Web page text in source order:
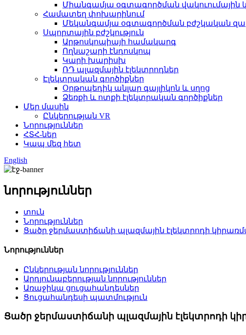
Միանգամյա օգտագործման վակուումային
Համատեղ փոխարինում
Մեկանգամյա օգտագործման բժշկական
Սպորտային բժշկություն
Արթոսկոպիայի համակարգ
Ողնաշարի էնդոսկոպ
Կարի խարիսխ
ՌԴ պլազմային էլեկտրոդներ
Էլեկտրական գործիքներ
Օրթոպեդիկ անլար գայլիկոն և սղոց
Ձեռքի և ոտքի էլեկտրական գործիքներ
Մեր մասին
Ընկերության VR
Նորություններ
ՀՏՀ-ներ
Կապ մեզ հետ
English
նորություններ
տուն
Նորություններ
Ցածր ջերմաստիճանի պլազմային էլեկտրոդի
Նորություններ
Ընկերության նորություններ
Արդյունաբերության նորություններ
Առաջիկա ցուցահանդեսներ
Ցուցահանդեսի պատմություն
Ցածր ջերմաստիճանի պլազմային էլեկտրոդի